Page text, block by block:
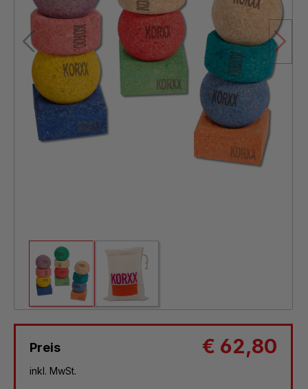
Preis € 62,80
inkl. MwSt.